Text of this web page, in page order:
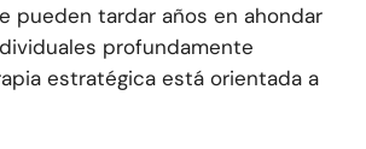
pueden tardar años en ahondar
profundamente
estratégica está orientada a